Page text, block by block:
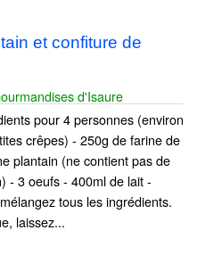
et confiture de
d'Isaure
pour 4 personnes (environ
crêpes) - 250g de farine de
plantain (ne contient pas de
- 3 oeufs - 400ml de lait -
tous les ingrédients.
laissez...